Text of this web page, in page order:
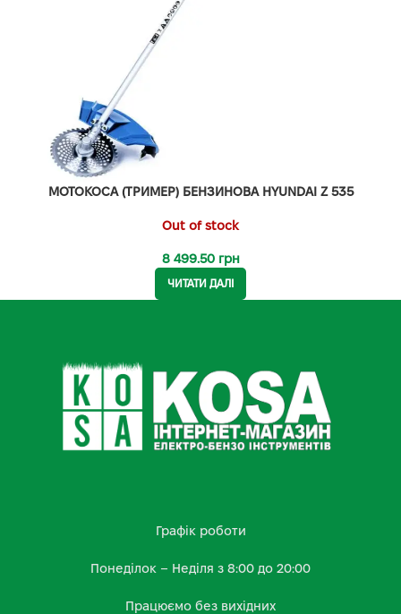
МОТОКОСА (ТРИМЕР) БЕНЗИНОВА HYUNDAI Z 535
Out of stock
8 499.50 грн
ЧИТАТИ ДАЛІ
Графік роботи
Понеділок – Неділя з 8:00 до 20:00
Працюємо без вихідних